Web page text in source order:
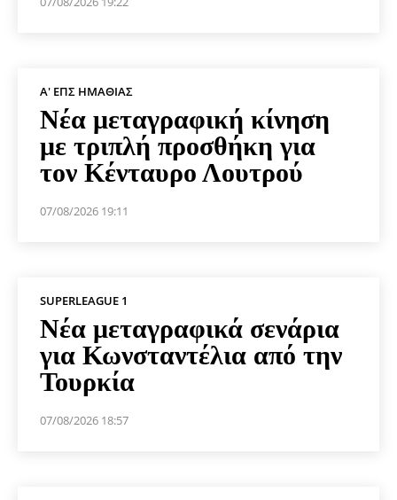
Α' ΕΠΣ ΗΜΑΘΊΑΣ
Νέα μεταγραφική κίνηση
με τριπλή προσθήκη για
τον Κένταυρο Λουτρού
07/08/2026 19:11
SUPERLEAGUE 1
Νέα μεταγραφικά σενάρια
για Κωνσταντέλια από την
Τουρκία
07/08/2026 18:57